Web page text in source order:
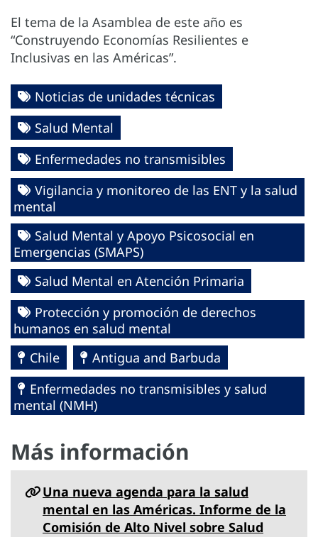
El tema de la Asamblea de este año es
“Construyendo Economías Resilientes e
Inclusivas en las Américas”.
Noticias de unidades técnicas
Salud Mental
Enfermedades no transmisibles
Vigilancia y monitoreo de las ENT y la salud
mental
Salud Mental y Apoyo Psicosocial en
Emergencias (SMAPS)
Salud Mental en Atención Primaria
Protección y promoción de derechos
humanos en salud mental
Chile
Antigua and Barbuda
Enfermedades no transmisibles y salud
mental (NMH)
Más información
Una nueva agenda para la salud
mental en las Américas. Informe de la
Comisión de Alto Nivel sobre Salud